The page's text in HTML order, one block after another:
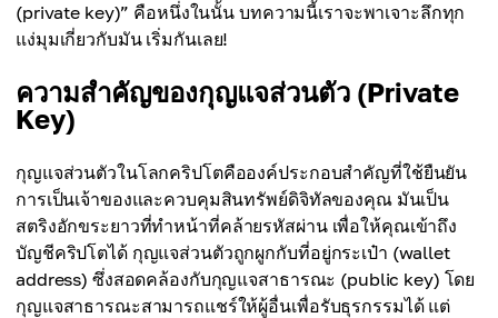
(private key)” คือหนึ่งในนั้น บทความนี้เราจะพาเจาะลึกทุก
แง่มุมเกี่ยวกับมัน เริ่มกันเลย!
ความสำคัญของกุญแจส่วนตัว (Private
Key)
กุญแจส่วนตัวในโลกคริปโตคือองค์ประกอบสำคัญที่ใช้ยืนยัน
การเป็นเจ้าของและควบคุมสินทรัพย์ดิจิทัลของคุณ มันเป็น
สตริงอักขระยาวที่ทำหน้าที่คล้ายรหัสผ่าน เพื่อให้คุณเข้าถึง
บัญชีคริปโตได้ กุญแจส่วนตัวถูกผูกกับที่อยู่กระเป๋า (wallet
address) ซึ่งสอดคล้องกับกุญแจสาธารณะ (public key) โดย
กุญแจสาธารณะสามารถแชร์ให้ผู้อื่นเพื่อรับธุรกรรมได้ แต่